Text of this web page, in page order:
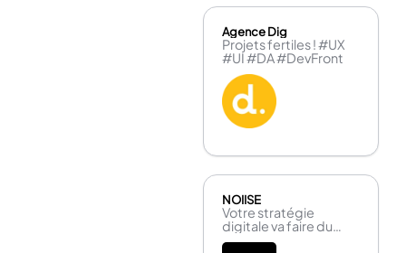
Agence Dig
Projets fertiles ! #UX
#UI #DA #DevFront
NOIISE
Votre stratégie
digitale va faire du
bruiiiiiit !